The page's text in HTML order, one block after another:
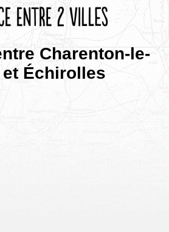
Charenton-le-
et Échirolles